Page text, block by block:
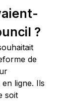
?
de
ligne. Ils
soit